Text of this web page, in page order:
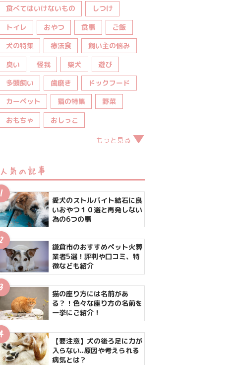
食べてはいけないもの
しつけ
トイレ
おやつ 食事
ご飯
犬の特集
療法食
飼い主の悩み
臭い
怪我 柴犬
遊び
多頭飼い
歯磨き
ドックフード
カーペット
猫の特集
野菜
おもちゃ
おしっこ
もっと見る
人気の記事
愛犬のストルバイト結石に良
いおやつ１０選と再発しない
為の6つの事
鎌倉市のおすすめペット火葬
業者5選！評判や口コミ、特
徴なども紹介
猫の座り方には名前があ
る？！色々な座り方の名前を
一挙にご紹介！
【要注意】犬の後ろ足に力が
入らない..原因や考えられる
病気とは？